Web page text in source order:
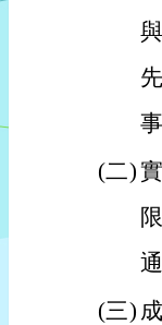
(二)
通
(三)